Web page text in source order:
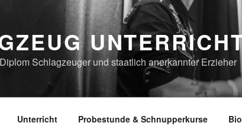
Schlagzeuger und staatlich anerkannter Erzieher
Unterricht Probestunde & Schnupperkurse